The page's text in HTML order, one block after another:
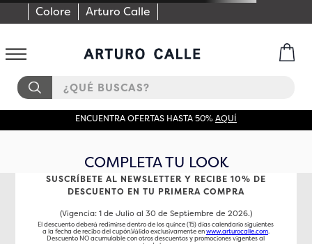
Colore Arturo Calle
¿QUÉ BUSCAS?
ENCUENTRA OFERTAS HASTA 50%AQUÍ
COMPLETA TU LOOK
SUSCRÍBETE AL NEWSLETTER Y RECIBE 10% DE
DESCUENTO EN TU PRIMERA COMPRA
(Vigencia: 1 de Julio al 30 de Septiembre de 2026.)
El descuento deberá redimirse dentro de los quince (15) días calendario siguientes
a la fecha de recibo del cupón.Válido exclusivamente enwww.arturocalle.com.
Descuento NO acumulable con otros descuentos y promociones vigentes al